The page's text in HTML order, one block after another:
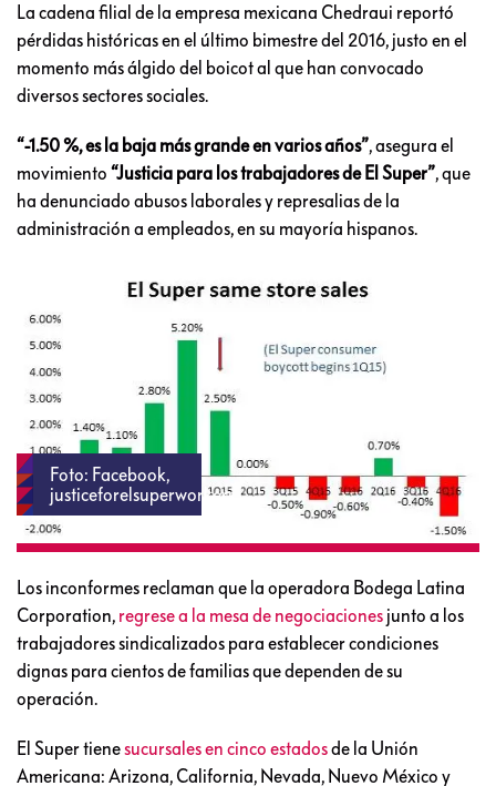
La cadena filial de la empresa mexicana Chedraui reportó
pérdidas históricas en el último bimestre del 2016, justo en el
momento más álgido del boicot al que han convocado
diversos sectores sociales.
“-1.50 %, es la baja más grande en varios años”, asegura el
movimiento “Justicia para los trabajadores de El Super”, que
ha denunciado abusos laborales y represalias de la
administración a empleados, en su mayoría hispanos.
Foto: Facebook,
justiceforelsuperworkers
Los inconformes reclaman que la operadora Bodega Latina
Corporation, regrese a la mesa de negociaciones junto a los
trabajadores sindicalizados para establecer condiciones
dignas para cientos de familias que dependen de su
operación.
El Super tienesucursales en cinco estadosde la Unión
Americana: Arizona, California, Nevada, Nuevo México y